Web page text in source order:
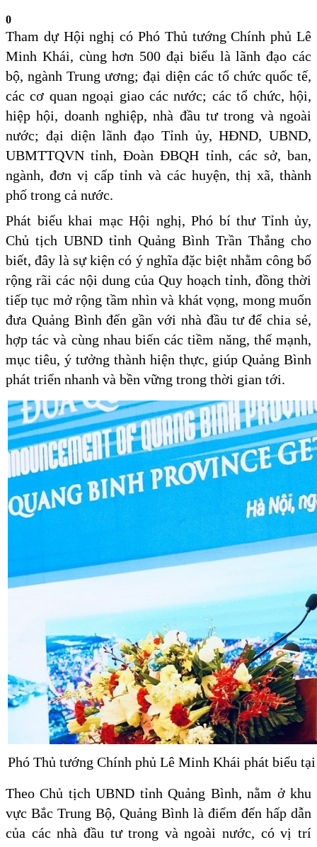
0
Tham dự Hội nghị có Phó Thủ tướng Chính phủ Lê
Minh Khái, cùng hơn 500 đại biểu là lãnh đạo các
bộ, ngành Trung ương; đại diện các tổ chức quốc tế,
các cơ quan ngoại giao các nước; các tổ chức, hội,
hiệp hội, doanh nghiệp, nhà đầu tư trong và ngoài
nước; đại diện lãnh đạo Tỉnh ủy, HĐND, UBND,
UBMTTQVN tỉnh, Đoàn ĐBQH tỉnh, các sở, ban,
ngành, đơn vị cấp tỉnh và các huyện, thị xã, thành
phố trong cả nước.
Phát biểu khai mạc Hội nghị, Phó bí thư Tỉnh ủy,
Chủ tịch UBND tỉnh Quảng Bình Trần Thắng cho
biết, đây là sự kiện có ý nghĩa đặc biệt nhằm công bố
rộng rãi các nội dung của Quy hoạch tỉnh, đồng thời
tiếp tục mở rộng tầm nhìn và khát vọng, mong muốn
đưa Quảng Bình đến gần với nhà đầu tư để chia sẻ,
hợp tác và cùng nhau biến các tiềm năng, thế mạnh,
mục tiêu, ý tưởng thành hiện thực, giúp Quảng Bình
phát triển nhanh và bền vững trong thời gian tới.
Phó Thủ tướng Chính phủ Lê Minh Khái phát biểu
Theo Chủ tịch UBND tỉnh Quảng Bình, nằm ở khu
vực Bắc Trung Bộ, Quảng Bình là điểm đến hấp dẫn
của các nhà đầu tư trong và ngoài nước, có vị trí